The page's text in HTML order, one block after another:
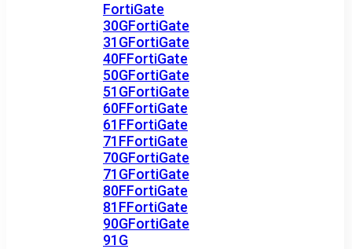
FortiGate
30GFortiGate
31GFortiGate
40FFortiGate
50GFortiGate
51GFortiGate
60FFortiGate
61FFortiGate
71FFortiGate
70GFortiGate
71GFortiGate
80FFortiGate
81FFortiGate
90GFortiGate
91G